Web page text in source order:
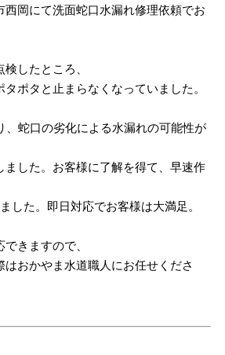
西岡にて洗面蛇口水漏れ修理依頼でお
したところ、
ポタと止まらなくなっていました。
、蛇口の劣化による水漏れの可能性が
ました。お客様に了解を得て、早速作
した。即日対応でお客様は大満足。
きますので、
おかやま水道職人にお任せくださ